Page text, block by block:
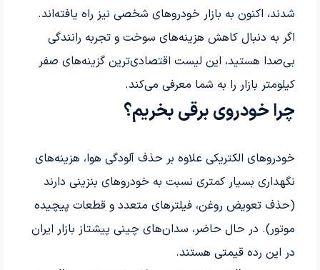
شدند، اکنون به بازار خودروهای شخصی نیز راه یافته‌اند.
اگر به دنبال کاهش هزینه‌های سوخت و تجربه رانندگی
بی‌صدا هستید، این لیست اقتصادی‌ترین گزینه‌های صفر
کیلومتر بازار را به شما معرفی می‌کند.
چرا خودروی برقی بخریم؟
خودروهای الکتریکی علاوه بر حذف آلودگی هوا، هزینه‌های
نگهداری بسیار کمتری نسبت به خودروهای بنزینی دارند
(حذف تعویض روغن، فیلترهای متعدد و قطعات پیچیده
موتور). در حال حاضر، سدان‌های چینی پیشتاز بازار ایران
در این رده قیمتی هستند.